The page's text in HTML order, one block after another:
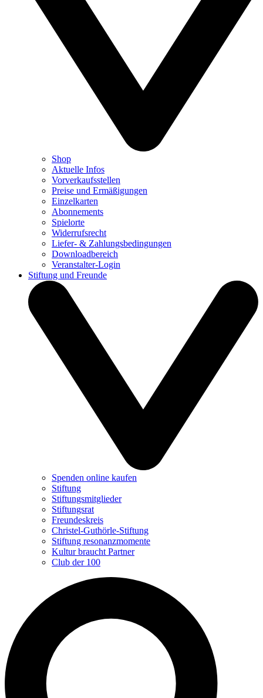
Shop
Aktuelle Infos
Vorverkaufsstellen
Preise und Ermäßigungen
Einzelkarten
Abonnements
Spielorte
Widerrufsrecht
Liefer- & Zahlungsbedingungen
Downloadbereich
Veranstalter-Login
Stiftung und Freunde
Spenden online kaufen
Stiftung
Stiftungsmitglieder
Stiftungsrat
Freundeskreis
Christel-Guthörle-Stiftung
Stiftung resonanzmomente
Kultur braucht Partner
Club der 100